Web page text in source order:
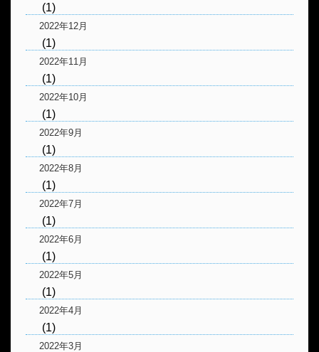
(1)
2022年12月
(1)
2022年11月
(1)
2022年10月
(1)
2022年9月
(1)
2022年8月
(1)
2022年7月
(1)
2022年6月
(1)
2022年5月
(1)
2022年4月
(1)
2022年3月